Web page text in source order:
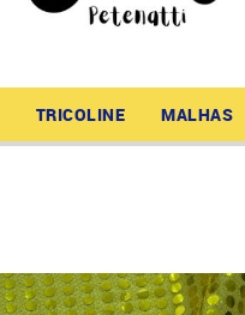
TRICOLINE MALHAS